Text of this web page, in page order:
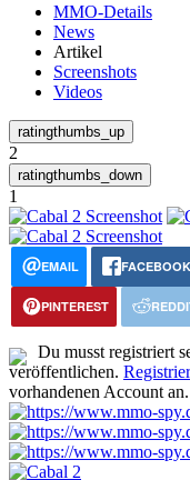
MMO-Details
News
Artikel
Screenshots
Videos
2
1
EMAIL FACEBOOK
PINTEREST
Du musst registriert
veröffentlichen.
vorhandenen Account an.